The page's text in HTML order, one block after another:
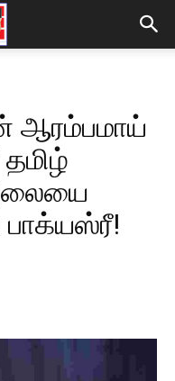
ஆரம்பமாய்
அலையை
பாக்யஸ்ரீ!